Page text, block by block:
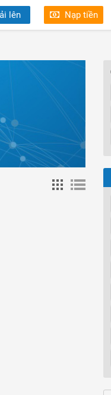
lên Nạp tiền